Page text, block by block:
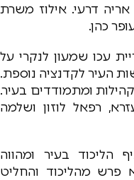
דרעי. אילוז משרת
כהן.
עכו שמעון לנקרי על
העיר לקדנציה נוספת.
ומתמודדים בעיר.
רפאל לוזון ושלמה
הליכוד בעיר ומהווה
פרש מהליכוד והחליט